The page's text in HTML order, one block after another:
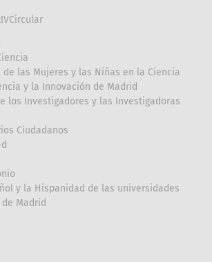
las Mujeres y las Niñas en la Ciencia
y la Innovación de Madrid
los Investigadores y las Investigadoras
Ciudadanos
y la Hispanidad de las universidades
Madrid